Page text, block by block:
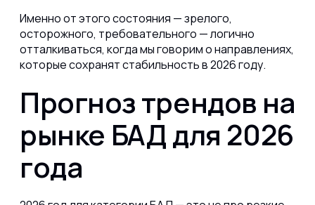
Именно от этого состояния — зрелого,
осторожного, требовательного — логично
отталкиваться, когда мы говорим о направлениях,
которые сохранят стабильность в 2026 году.
Прогноз трендов на
рынке БАД для 2026
года